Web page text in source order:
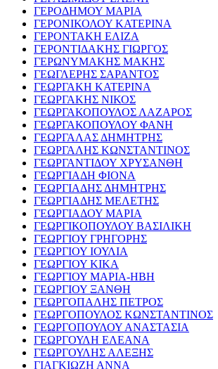
ΓΕΡΟΔΗΜΟΥ ΜΑΡΙΑ
ΓΕΡΟΝΙΚΟΛΟΥ ΚΑΤΕΡΙΝΑ
ΓΕΡΟΝΤΑΚΗ ΕΛΙΖΑ
ΓΕΡΟΝΤΙΔΑΚΗΣ ΓΙΩΡΓΟΣ
ΓΕΡΩΝΥΜΑΚΗΣ ΜΑΚΗΣ
ΓΕΩΓΛΕΡΗΣ ΣΑΡΑΝΤΟΣ
ΓΕΩΡΓΑΚΗ ΚΑΤΕΡΙΝΑ
ΓΕΩΡΓΑΚΗΣ ΝΙΚΟΣ
ΓΕΩΡΓΑΚΟΠΟΥΛΟΣ ΛΑΖΑΡΟΣ
ΓΕΩΡΓΑΚΟΠΟΥΛΟΥ ΦΑΝΗ
ΓΕΩΡΓΑΛΑΣ ΔΗΜΗΤΡΗΣ
ΓΕΩΡΓΑΛΗΣ ΚΩΝΣΤΑΝΤΙΝΟΣ
ΓΕΩΡΓΑΝΤΙΔΟΥ ΧΡΥΣΑΝΘΗ
ΓΕΩΡΓΙΑΔΗ ΦΙΟΝΑ
ΓΕΩΡΓΙΑΔΗΣ ΔΗΜΗΤΡΗΣ
ΓΕΩΡΓΙΑΔΗΣ ΜΕΛΕΤΗΣ
ΓΕΩΡΓΙΑΔΟΥ ΜΑΡΙΑ
ΓΕΩΡΓΙΚΟΠΟΥΛΟΥ ΒΑΣΙΛΙΚΗ
ΓΕΩΡΓΙΟΥ ΓΡΗΓΟΡΗΣ
ΓΕΩΡΓΙΟΥ ΙΟΥΛΙΑ
ΓΕΩΡΓΙΟΥ ΚΙΚΑ
ΓΕΩΡΓΙΟΥ ΜΑΡΙΑ-ΗΒΗ
ΓΕΩΡΓΙΟΥ ΞΑΝΘΗ
ΓΕΩΡΓΟΠΑΛΗΣ ΠΕΤΡΟΣ
ΓΕΩΡΓΟΠΟΥΛΟΣ ΚΩΝΣΤΑΝΤΙΝΟΣ
ΓΕΩΡΓΟΠΟΥΛΟΥ ΑΝΑΣΤΑΣΙΑ
ΓΕΩΡΓΟΥΛΗ ΕΛΕΑΝΑ
ΓΕΩΡΓΟΥΛΗΣ ΑΛΕΞΗΣ
ΓΙΑΓΚΙΩΖΗ ΑΝΝΑ